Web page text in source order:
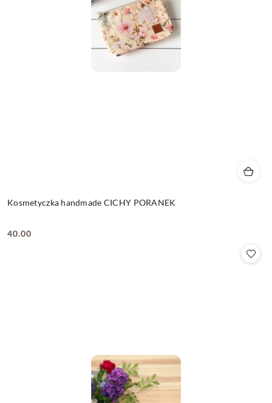
Kosmetyczka handmade CICHY PORANEK
Cena:
40.00